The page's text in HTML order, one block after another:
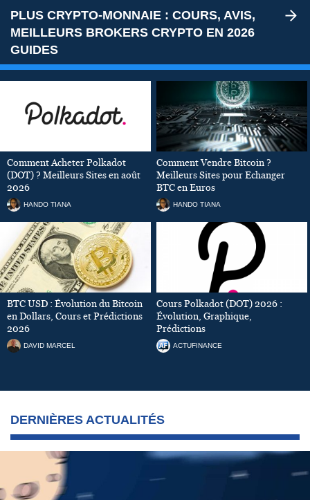
PLUS CRYPTO-MONNAIE : COURS, AVIS,
MEILLEURS BROKERS CRYPTO EN 2026
GUIDES
Comment Acheter Polkadot
(DOT) ? Meilleurs Sites en août
2026
HANDO TIANA
Comment Vendre Bitcoin ?
Meilleurs Sites pour Echanger
BTC en Euros
HANDO TIANA
BTC USD : Évolution du Bitcoin
en Dollars, Cours et Prédictions
2026
DAVID MARCEL
Cours Polkadot (DOT) 2026 :
Évolution, Graphique,
Prédictions
ACTUFINANCE
DERNIÈRES ACTUALITÉS